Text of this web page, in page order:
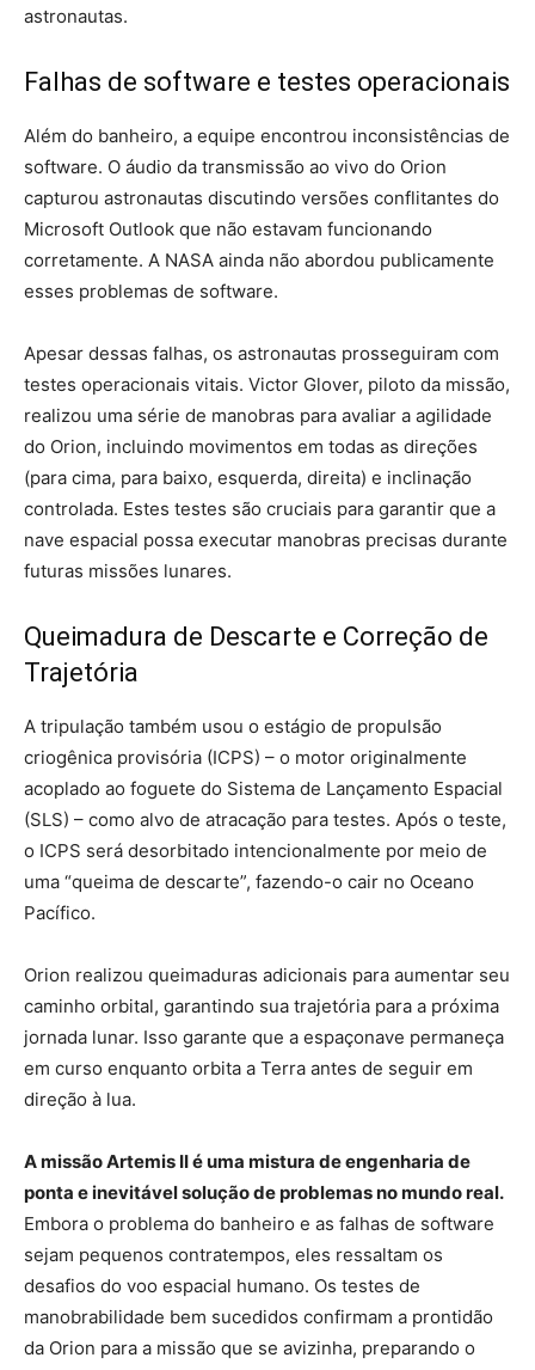
astronautas.
Falhas de software e testes operacionais
Além do banheiro, a equipe encontrou inconsistências de
software. O áudio da transmissão ao vivo do Orion
capturou astronautas discutindo versões conflitantes do
Microsoft Outlook que não estavam funcionando
corretamente. A NASA ainda não abordou publicamente
esses problemas de software.
Apesar dessas falhas, os astronautas prosseguiram com
testes operacionais vitais. Victor Glover, piloto da missão,
realizou uma série de manobras para avaliar a agilidade
do Orion, incluindo movimentos em todas as direções
(para cima, para baixo, esquerda, direita) e inclinação
controlada. Estes testes são cruciais para garantir que a
nave espacial possa executar manobras precisas durante
futuras missões lunares.
Queimadura de Descarte e Correção de
Trajetória
A tripulação também usou o estágio de propulsão
criogênica provisória (ICPS) – o motor originalmente
acoplado ao foguete do Sistema de Lançamento Espacial
(SLS) – como alvo de atracação para testes. Após o teste,
o ICPS será desorbitado intencionalmente por meio de
uma “queima de descarte”, fazendo-o cair no Oceano
Pacífico.
Orion realizou queimaduras adicionais para aumentar seu
caminho orbital, garantindo sua trajetória para a próxima
jornada lunar. Isso garante que a espaçonave permaneça
em curso enquanto orbita a Terra antes de seguir em
direção à lua.
A missão Artemis II é uma mistura de engenharia de
ponta e inevitável solução de problemas no mundo real.
Embora o problema do banheiro e as falhas de software
sejam pequenos contratempos, eles ressaltam os
desafios do voo espacial humano. Os testes de
manobrabilidade bem sucedidos confirmam a prontidão
da Orion para a missão que se avizinha, preparando o